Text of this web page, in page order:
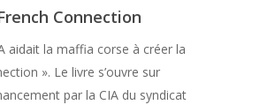
Connection
aidait la maffia corse à créer la
». Le livre s’ouvre sur
par la CIA du syndicat